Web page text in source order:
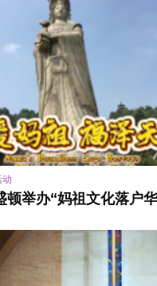
顿举办“妈祖文化落户